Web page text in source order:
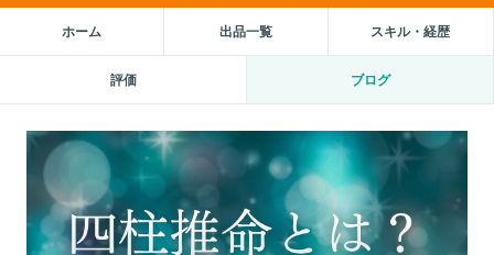
ホーム 出品一覧 スキル・経歴
評価 ブログ